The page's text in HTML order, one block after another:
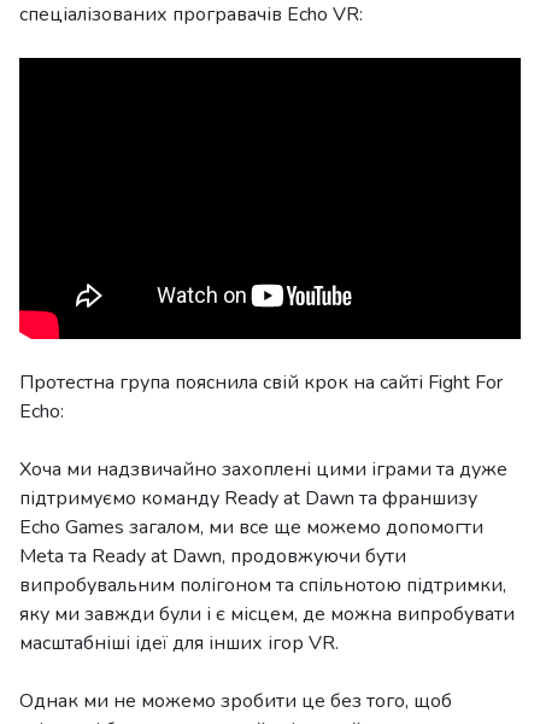
спеціалізованих програвачів Echo VR:
Протестна група пояснила свій крок на сайті Fight For
Echo:
Хоча ми надзвичайно захоплені цими іграми та дуже
підтримуємо команду Ready at Dawn та франшизу
Echo Games загалом, ми все ще можемо допомогти
Meta та Ready at Dawn, продовжуючи бути
випробувальним полігоном та спільнотою підтримки,
яку ми завжди були і є місцем, де можна випробувати
масштабніші ідеї для інших ігор VR.
Однак ми не можемо зробити це без того, щоб